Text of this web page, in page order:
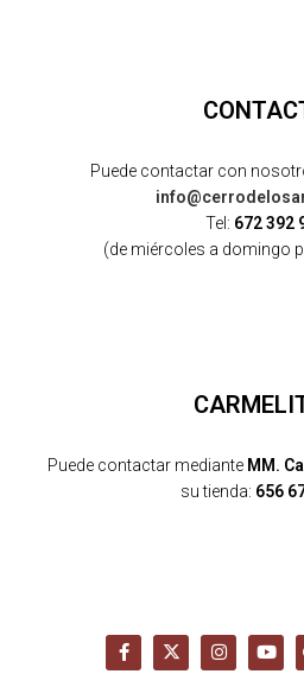
Puede contactar con
Tel: 672 392
(de miércoles a domingo
Puede contactar medianteMM.
su tienda: 656